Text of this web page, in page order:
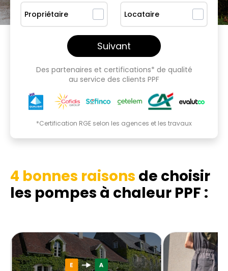
Propriétaire Locataire
Suivant
Des partenaires et certifications* de qualité
au service des clients PPF
*Certification RGE selon les agences et les travaux
4 bonnes raisons de choisir
les pompes à chaleur PPF :